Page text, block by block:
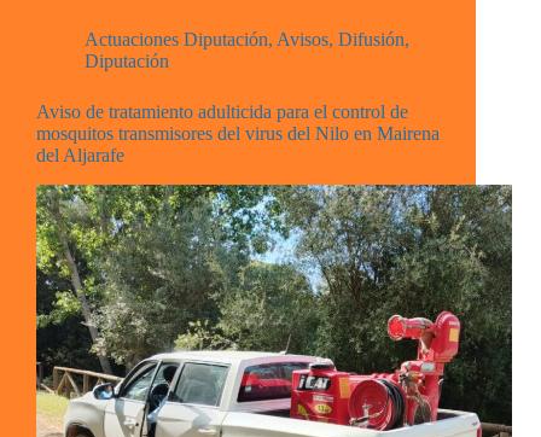
Actuaciones Diputación, Avisos, Difusión,
Diputación
Aviso de tratamiento adulticida para el control de
mosquitos transmisores del virus del Nilo en Mairena
del Aljarafe